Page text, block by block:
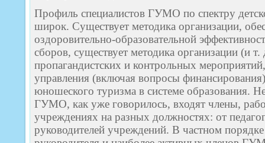
Профиль специалистов ГУМО по спектру
широк. Существует методика организации,
оздоровительно-образовательной
сборов, существует методика организации (и
пропагандистских и контрольных
управления (включая вопросы
юношеского туризма в системе образования.
ГУМО, как уже говорилось, входят члены,
учреждениях на разных должностях: от
руководителей учреждений. В частном